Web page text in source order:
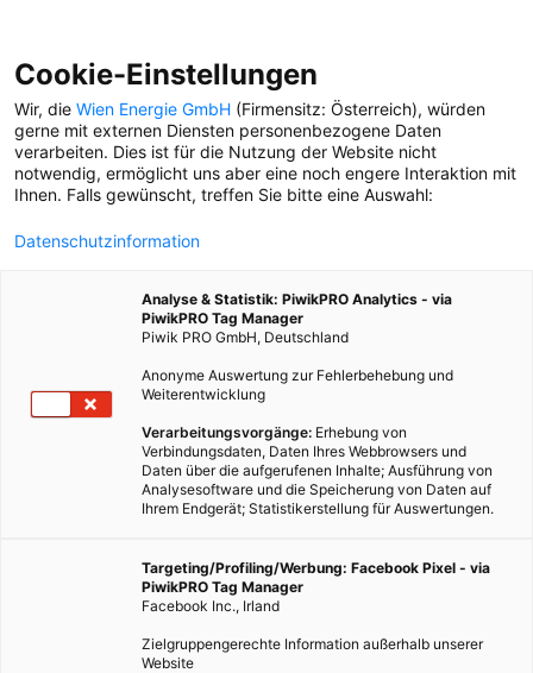
ARCHIV
Ausstellung anmelden und
wo sie unser Buch
bestellen können, erfahren
Wie viel Strom kommt in
Wien eigentlich aus
Wasserkraft?
WIENER HERZERL
Er kümmert sich um Wiens
Cookie-Einstellungen
Wir, die Wien Energie GmbH (Firmensitz: Österreich), würden
gerne mit externen Diensten personenbezogene Daten
verarbeiten. Dies ist für die Nutzung der Website nicht
notwendig, ermöglicht uns aber eine noch engere Interaktion mit
Ihnen. Falls gewünscht, treffen Sie bitte eine Auswahl:
Datenschutzinformation
Analyse & Statistik: PiwikPRO Analytics - via
PiwikPRO Tag Manager
Piwik PRO GmbH, Deutschland
Anonyme Auswertung zur Fehlerbehebung und
Weiterentwicklung
Verarbeitungsvorgänge: Erhebung von
Verbindungsdaten, Daten Ihres Webbrowsers und
Daten über die aufgerufenen Inhalte; Ausführung von
Analysesoftware und die Speicherung von Daten auf
Ihrem Endgerät; Statistikerstellung für Auswertungen.
Targeting/Profiling/Werbung: Facebook Pixel - via
PiwikPRO Tag Manager
Facebook Inc., Irland
Zielgruppengerechte Information außerhalb unserer
Website